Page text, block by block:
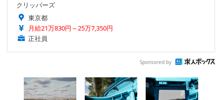
クリッパーズ
東京都
月給21万830円～25万7,350円
正社員
Sponsored by